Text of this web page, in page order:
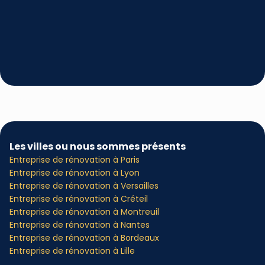
Les villes ou nous sommes présents
Entreprise de rénovation à Paris
Entreprise de rénovation à Lyon
Entreprise de rénovation à Versailles
Entreprise de rénovation à Créteil
Entreprise de rénovation à Montreuil
Entreprise de rénovation à Nantes
Entreprise de rénovation à Bordeaux
Entreprise de rénovation à Lille